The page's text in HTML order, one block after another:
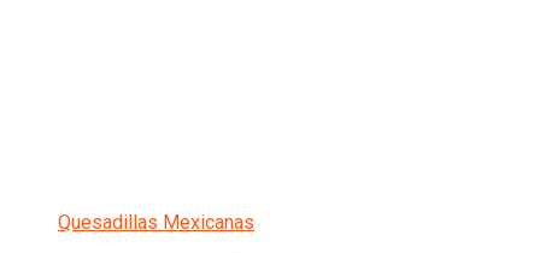
Quesadillas Mexicanas